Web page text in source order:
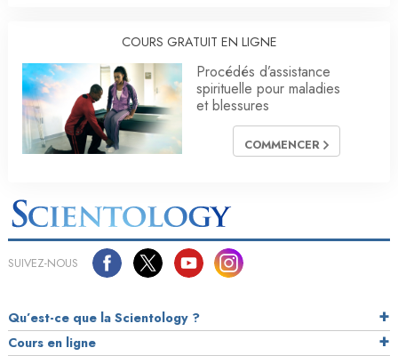
COURS GRATUIT EN LIGNE
Procédés d’assistance
spirituelle pour maladies
et blessures
COMMENCER
SUIVEZ-NOUS
Qu’est-ce que la Scientology ?
Cours en ligne